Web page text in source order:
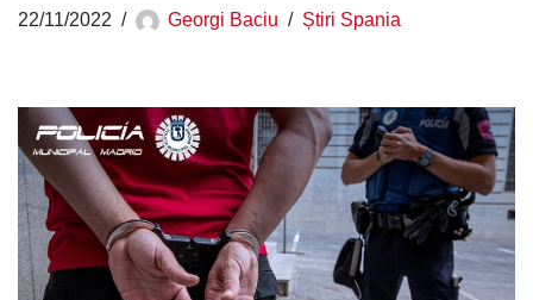
22/11/2022 Georgi Baciu Știri Spania